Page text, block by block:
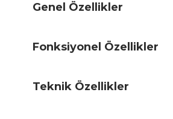
Genel Özellikler
Fonksiyonel Özellikler
Teknik Özellikler